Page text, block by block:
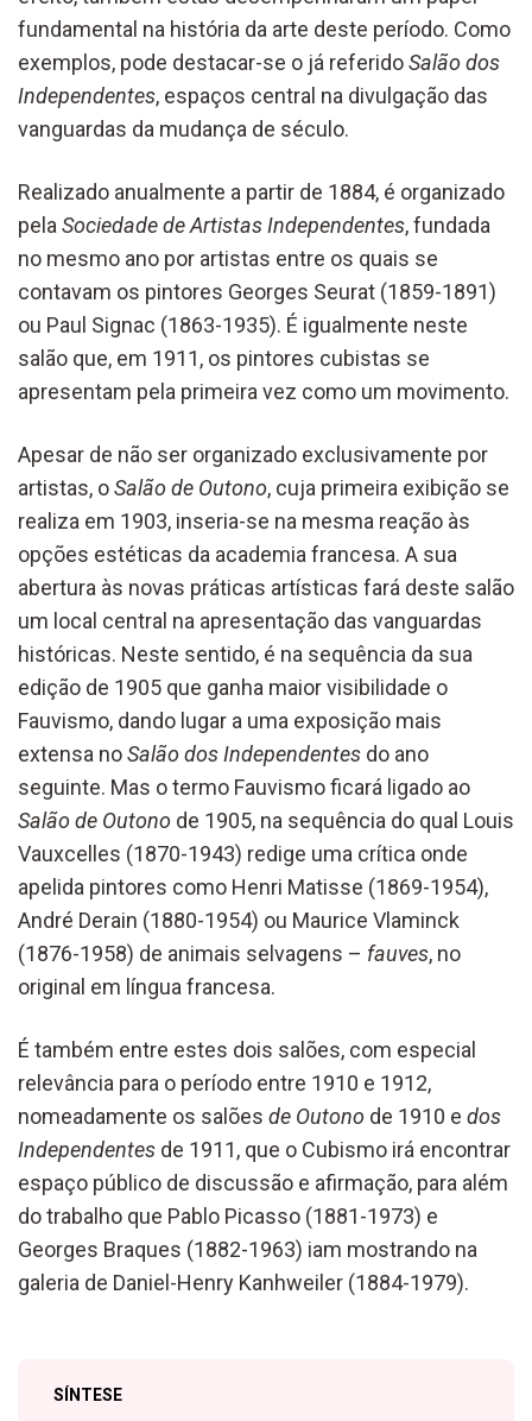
fundamental na história da arte deste período. Como
exemplos, pode destacar-se o já referidoSalão dos
Independentes, espaços central na divulgação das
vanguardas da mudança de século.
Realizado anualmente a partir de 1884, é organizado
pela Sociedade de Artistas Independentes, fundada
no mesmo ano por artistas entre os quais se
contavam os pintores Georges Seurat (1859-1891)
ou Paul Signac (1863-1935). É igualmente neste
salão que, em 1911, os pintores cubistas se
apresentam pela primeira vez como um movimento.
Apesar de não ser organizado exclusivamente por
artistas, oSalão de Outono, cuja primeira exibição se
realiza em 1903, inseria-se na mesma reação às
opções estéticas da academia francesa. A sua
abertura às novas práticas artísticas fará deste salão
um local central na apresentação das vanguardas
históricas. Neste sentido, é na sequência da sua
edição de 1905 que ganha maior visibilidade o
Fauvismo, dando lugar a uma exposição mais
extensa noSalão dos Independentes do ano
seguinte. Mas o termo Fauvismo ficará ligado ao
Salão de Outono de 1905, na sequência do qual Louis
Vauxcelles (1870-1943) redige uma crítica onde
apelida pintores como Henri Matisse (1869-1954),
André Derain (1880-1954) ou Maurice Vlaminck
(1876-1958) de animais selvagens – fauves, no
original em língua francesa.
É também entre estes dois salões, com especial
relevância para o período entre 1910 e 1912,
nomeadamente os salões de Outono de 1910 e dos
Independentes de 1911, que o Cubismo irá encontrar
espaço público de discussão e afirmação, para além
do trabalho que Pablo Picasso (1881-1973) e
Georges Braques (1882-1963) iam mostrando na
galeria de Daniel-Henry Kanhweiler (1884-1979).
SÍNTESE